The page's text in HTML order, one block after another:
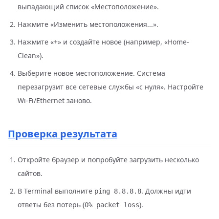
выпадающий список «Местоположение».
Нажмите «Изменить местоположения...».
Нажмите «+» и создайте новое (например, «Home-
Clean»).
Выберите новое местоположение. Система
перезагрузит все сетевые службы «с нуля». Настройте
Wi-Fi/Ethernet заново.
Проверка результата
Откройте браузер и попробуйте загрузить несколько
сайтов.
В Terminal выполните ping 8.8.8.8. Должны идти
ответы без потерь (0% packet loss).